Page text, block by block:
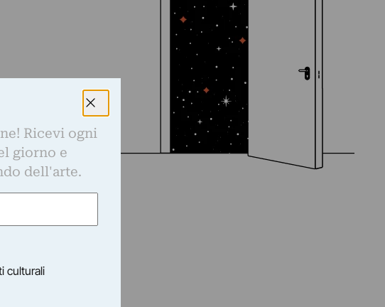
Ricevi ogni
giorno e
dell'arte.
culturali